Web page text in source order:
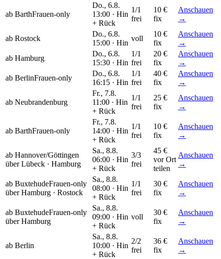
ab BarthFrauen-only
Do., 6.8.
13:00 · Hin
+ Rück
1/1
frei
10 €
fix
Anschauen
→
ab Rostock
Do., 6.8.
15:00 · Hin
voll
10 €
fix
Anschauen
→
ab Hamburg
Do., 6.8.
15:30 · Hin
1/1
frei
20 €
fix
Anschauen
→
ab BerlinFrauen-only
Do., 6.8.
16:15 · Hin
1/1
frei
40 €
fix
Anschauen
→
ab Neubrandenburg
Fr., 7.8.
11:00 · Hin
+ Rück
1/1
frei
25 €
fix
Anschauen
→
ab BarthFrauen-only
Fr., 7.8.
14:00 · Hin
+ Rück
1/1
frei
10 €
fix
Anschauen
→
ab Hannover/Göttingen
überLübeck · Hamburg
Sa., 8.8.
06:00 · Hin
+ Rück
3/3
frei
45 €
vor Ort
teilen
Anschauen
→
ab BuxtehudeFrauen-only
überHamburg · Rostock
Sa., 8.8.
08:00 · Hin
+ Rück
1/1
frei
30 €
fix
Anschauen
→
ab BuxtehudeFrauen-only
überHamburg
Sa., 8.8.
09:00 · Hin
+ Rück
voll
30 €
fix
Anschauen
→
ab Berlin
Sa., 8.8.
10:00 · Hin
+ Rück
2/2
frei
36 €
fix
Anschauen
→